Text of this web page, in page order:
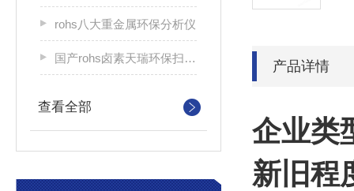
rohs八大重金属环保分析仪
国产rohs卤素天瑞环保扫描仪
查看全部
产品详情
企业类
新旧程